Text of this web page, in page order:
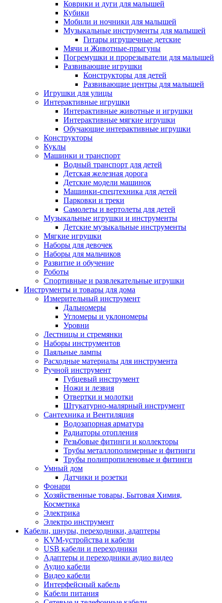
Коврики и дуги для малышей
Кубики
Мобили и ночники для малышей
Музыкальные инструменты для малышей
Гитары игрушечные детские
Мячи и Животные-прыгуны
Погремушки и прорезыватели для малышей
Развивающие игрушки
Конструкторы для детей
Развивающие центры для малышей
Игрушки для улицы
Интерактивные игрушки
Интерактивные животные и игрушки
Интерактивные мягкие игрушки
Обучающие интерактивные игрушки
Конструкторы
Куклы
Машинки и транспорт
Водный транспорт для детей
Детская железная дорога
Детские модели машинок
Машинки-спецтехника для детей
Парковки и треки
Самолеты и вертолеты для детей
Музыкальные игрушки и инструменты
Детские музыкальные инструменты
Мягкие игрушки
Наборы для девочек
Наборы для мальчиков
Развитие и обучение
Роботы
Спортивные и развлекательные игрушки
Инструменты и товары для дома
Измерительный инструмент
Дальномеры
Угломеры и уклономеры
Уровни
Лестницы и стремянки
Наборы инструментов
Паяльные лампы
Расходные материалы для инструмента
Ручной инструмент
Губцевый инструмент
Ножи и лезвия
Отвертки и молотки
Штукатурно-малярный инструмент
Сантехника и Вентиляция
Водозапорная арматура
Радиаторы отопления
Резьбовые фитинги и коллекторы
Трубы металлополимерные и фитинги
Трубы полипропиленовые и фитинги
Умный дом
Датчики и розетки
Фонари
Хозяйственные товары, Бытовая Химия,
Косметика
Электрика
Электро инструмент
Кабели, шнуры, переходники, адаптеры
KVM-устройства и кабели
USB кабели и переходники
Адаптеры и переходники аудио видео
Аудио кабели
Видео кабели
Интерфейсный кабель
Кабели питания